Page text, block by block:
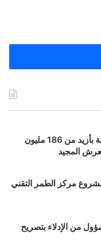
عامل إقليم صفرو يطلق ويدشن مشاريع تنموية بأزيد من 186 مليون
المجيد
مشروع مركز الطمر التقني
من الإدلاء بتصريح